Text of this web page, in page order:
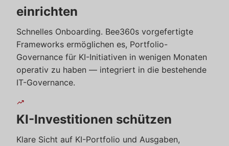
einrichten
Schnelles Onboarding. Bee360s vorgefertigte
Frameworks ermöglichen es, Portfolio-
Governance für KI-Initiativen in wenigen Monaten
operativ zu haben — integriert in die bestehende
IT-Governance.
trending_up
KI-Investitionen schützen
Klare Sicht auf KI-Portfolio und Ausgaben,